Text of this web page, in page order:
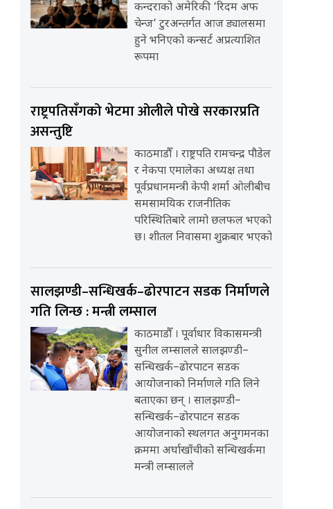
कन्दराको अमेरिकी ‘रिदम अफ
चेन्ज’ टुरअन्तर्गत आज ड्यालसमा
हुने भनिएको कन्सर्ट अप्रत्याशित
रूपमा
राष्ट्रपतिसँगको भेटमा ओलीले पोखे सरकारप्रति
असन्तुष्टि
काठमाडौँ । राष्ट्रपति रामचन्द्र पौडेल
र नेकपा एमालेका अध्यक्ष तथा
पूर्वप्रधानमन्त्री केपी शर्मा ओलीबीच
समसामयिक राजनीतिक
परिस्थितिबारे लामो छलफल भएको
छ। शीतल निवासमा शुक्रबार भएको
सालझण्डी–सन्धिखर्क–ढोरपाटन सडक निर्माणले
गति लिन्छ : मन्त्री लम्साल
काठमाडौँ । पूर्वाधार विकासमन्त्री
सुनील लम्सालले सालझण्डी–
सन्धिखर्क–ढोरपाटन सडक
आयोजनाको निर्माणले गति लिने
बताएका छन् । सालझण्डी–
सन्धिखर्क–ढोरपाटन सडक
आयोजनाको स्थलगत अनुगमनका
क्रममा अर्घाखाँचीको सन्धिखर्कमा
मन्त्री लम्सालले